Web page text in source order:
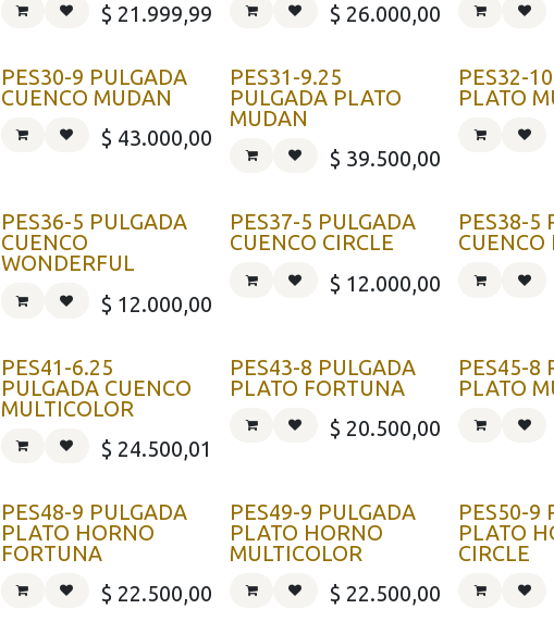
$ 21.999,99
$ 26.000,00
PES30-9 PULGADA
CUENCO MUDAN
$ 43.000,00
PES31-9.25
PULGADA PLATO
MUDAN
$ 39.500,00
PES32-
PLATO
PES36-5 PULGADA
CUENCO
WONDERFUL
$ 12.000,00
PES37-5 PULGADA
CUENCO CIRCLE
$ 12.000,00
PES38-5
CUENCO
PES41-6.25
PULGADA CUENCO
MULTICOLOR
$ 24.500,01
PES43-8 PULGADA
PLATO FORTUNA
$ 20.500,00
PES45-8
PLATO
PES48-9 PULGADA
PLATO HORNO
FORTUNA
$ 22.500,00
PES49-9 PULGADA
PLATO HORNO
MULTICOLOR
$ 22.500,00
PES50-9
PLATO
CIRCLE